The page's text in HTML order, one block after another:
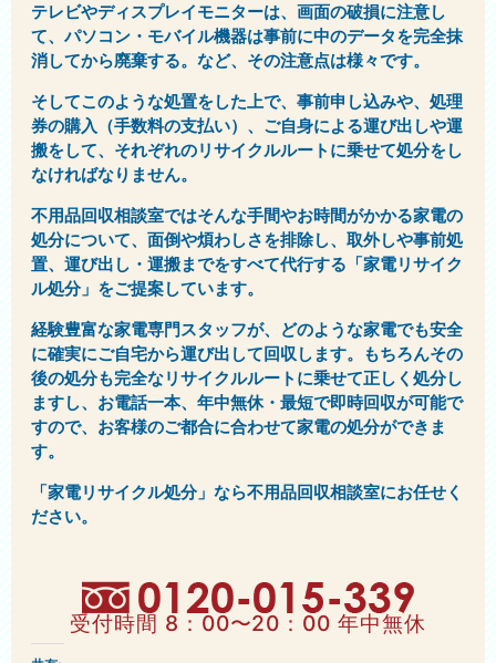
テレビやディスプレイモニターは、画面の破損に注意し
て、パソコン・モバイル機器は事前に中のデータを完全抹
消してから廃棄する。など、その注意点は様々です。
そしてこのような処置をした上で、事前申し込みや、処理
券の購入（手数料の支払い）、ご自身による運び出しや運
搬をして、それぞれのリサイクルルートに乗せて処分をし
なければなりません。
不用品回収相談室ではそんな手間やお時間がかかる家電の
処分について、面倒や煩わしさを排除し、取外しや事前処
置、運び出し・運搬までをすべて代行する「家電リサイク
ル処分」をご提案しています。
経験豊富な家電専門スタッフが、どのような家電でも安全
に確実にご自宅から運び出して回収します。もちろんその
後の処分も完全なリサイクルルートに乗せて正しく処分し
ますし、お電話一本、年中無休・最短で即時回収が可能で
すので、お客様のご都合に合わせて家電の処分ができま
す。
「家電リサイクル処分」なら不用品回収相談室にお任せく
ださい。
受付時間 8：00〜20：00 年中無休